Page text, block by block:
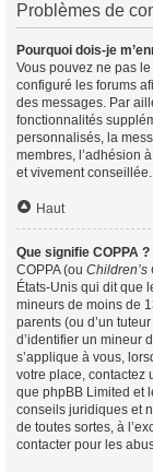
Problèmes de
Pourquoi dois-je
Vous pouvez ne pas
configuré les forums
des messages. Par
fonctionnalités
personnalisés, la
membres, l’adhésion
et vivement conseillée.
Haut
Que signifie COPPA ?
COPPA (ou Children’s
États-Unis qui dit que
mineurs de moins de
parents (ou d’un
d’identifier un mineur
s’applique à vous,
votre place, contactez
que phpBB Limited et
conseils juridiques et
de toutes sortes, à
contacter pour les